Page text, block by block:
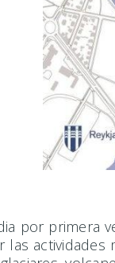
por primera
las